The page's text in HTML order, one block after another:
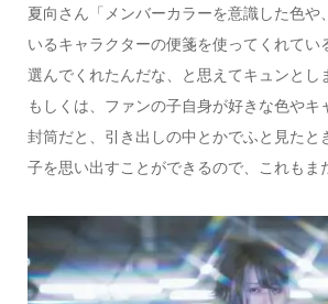
夏向さん「メンバーカラーを意識した色や
いるキャラクターの便箋を使ってくれてい
選んでくれたんだな、と思えてキュンとし
もしくは、ファンの子自身が好きな色やキ
封筒だと、引き出しの中とかでふと見たと
子を思い出すことができるので、これもま